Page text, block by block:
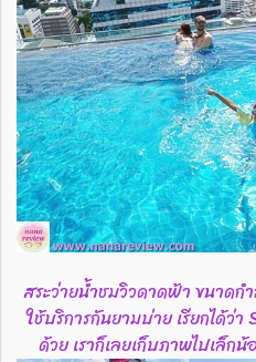
สระว่ายน้ำชมวิวดาดฟ้า ขนาด
ใช้บริการกันยามบ่าย เรียกได้ว่
ด้วย เราก็เลยเก็บภาพไปเล็ก